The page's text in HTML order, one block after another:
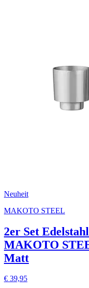
Neuheit
MAKOTO STEEL
2er Set
MAKOTO
Matt
€ 39,95